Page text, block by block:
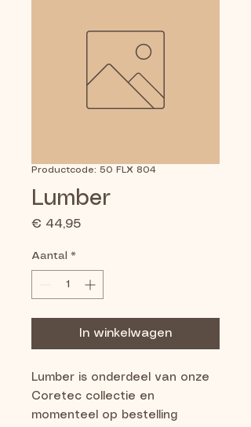
Productcode: 50 FLX 804
Lumber
€ 44,95Prijs
Aantal *
In winkelwagen
Lumber is onderdeel van onze
Coretec collectie en
momenteel op bestelling